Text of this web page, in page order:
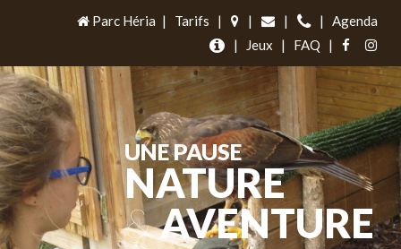
Parc Héria | Tarifs | | | |
Agenda
|
Jeux | FAQ |
UNE PAUSE
NATURE
&AVENTURE